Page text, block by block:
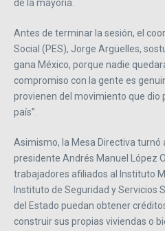
de la mayoría.
Antes de terminar la sesión, el
Social (PES), Jorge Argüelles,
gana México, porque nadie
compromiso con la gente es
provienen del movimiento que dio
país”.
Asimismo, la Mesa Directiva turnó
presidente Andrés Manuel López
trabajadores afiliados al Instituto
Instituto de Seguridad y Servicios
del Estado puedan obtener
construir sus propias viviendas o